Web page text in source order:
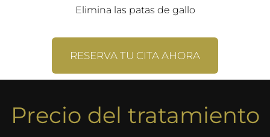
Elimina las patas de gallo
RESERVA TU CITA AHORA
Precio del tratamiento